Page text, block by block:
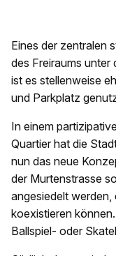
Eines der zentralen
des Freiraums unter
ist es stellenweise
und Parkplatz
In einem
Quartier hat die
nun das neue
der Murtenstrasse
angesiedelt werden,
koexistieren
Ballspiel- oder